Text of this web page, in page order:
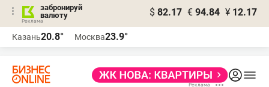
забронируй
валюту
$ 82.17 € 94.84 ¥ 12.17
Казань20.8° Москва23.9°